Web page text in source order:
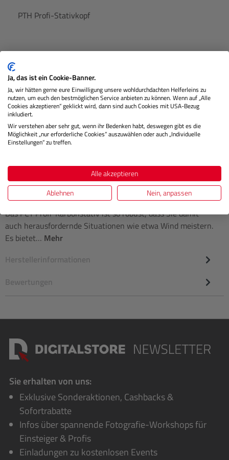
PTH Profi-Stativkopf
Preis
Regulärer
€ 599,00
IN DEN WARENKORB
Beschreibung
Das PCT Profi-Karbonstativ ist so robust, dass Sie damit
auch herausfordernde Situationen wie etwa Wind meistern.
Es bietet… Mehr
Herstellerinformationen
Bewertungen
Sie erhalten von uns:
Exklusive Sonderaktionen, Cashbacks &
Sofortrabatte
Infos über spannende Fotografie-Workshops für
Einsteiger & Profis
Einladungen zu kostenlosen Events
Ja, das ist ein Cookie-Banner.
Ja, wir hätten gerne eure Einwilligung unsere wohldurchdachten Helferleins zu
nutzen, um euch den bestmöglichen Service anbieten zu können. Wenn auf „Alle
Cookies akzeptieren“ geklickt wird, dann sind auch Cookies mit USA-Bezug
inkludiert.
Wir verstehen aber sehr gut, wenn ihr Bedenken habt, deswegen gibt es die
Möglichkeit „nur erforderliche Cookies“ auszuwählen oder auch „Individuelle
Einstellungen“ zu treffen.
Alle akzeptieren
Ablehnen
Nein, anpassen